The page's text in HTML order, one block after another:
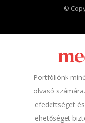
©
Portfóliónk
olvasó
lefedettséget
lehetőséget